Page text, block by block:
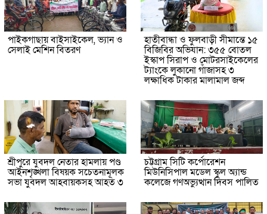
পাইকগাছায় বাইসাইকেল, ভ্যান ও
সেলাই মেশিন বিতরণ
হাতীবান্ধা ও ফুলবাড়ী সীমান্তে ১৫
বিজিবির অভিযান: ৩৫৫ বোতল
ইস্কাপ সিরাপ ও মোটরসাইকেলের
ট্যাংকে লুকানো গাঁজাসহ ৩
লক্ষাধিক টাকার মালামাল জব্দ
শ্রীপুরে যুবদল নেতার হামলায় পণ্ড
আইনশৃঙ্খলা বিষয়ক সচেতনামূলক
সভা যুবদল আহবায়কসহ আহত ৩
চট্টগ্রাম সিটি কর্পোরেশন
মিউনিসিপাল মডেল স্কুল অ্যান্ড
কলেজে গণঅভ্যুত্থান দিবস পালিত